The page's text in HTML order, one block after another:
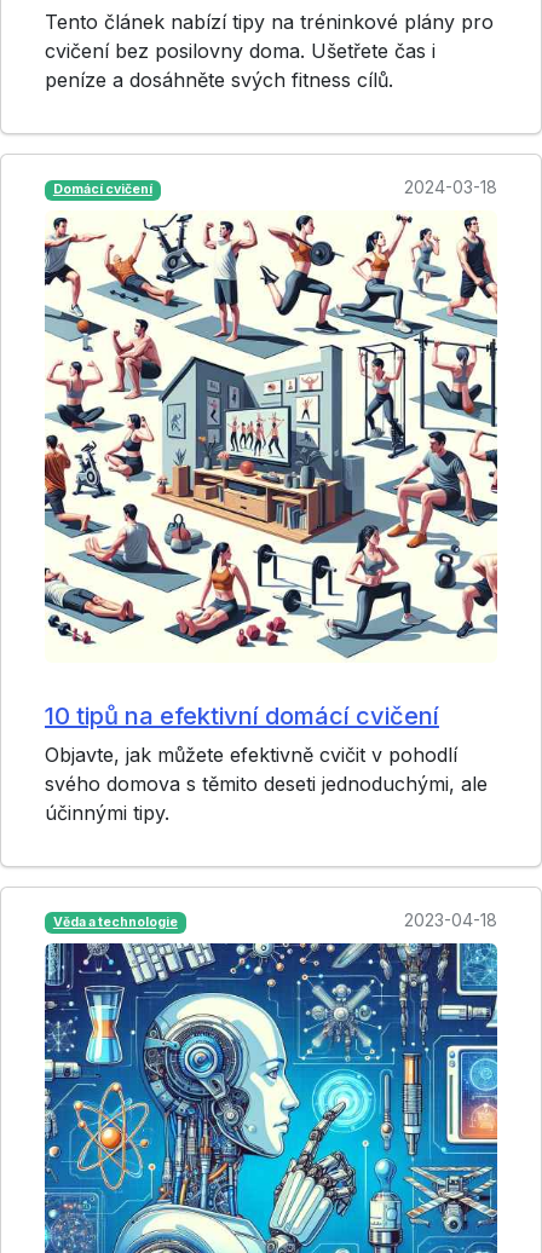
Tento článek nabízí tipy na tréninkové plány pro
cvičení bez posilovny doma. Ušetřete čas i
peníze a dosáhněte svých fitness cílů.
Domácí cvičení 2024-03-18
10 tipů na efektivní domácí cvičení
Objavte, jak můžete efektivně cvičit v pohodlí
svého domova s těmito deseti jednoduchými, ale
účinnými tipy.
Věda a technologie 2023-04-18